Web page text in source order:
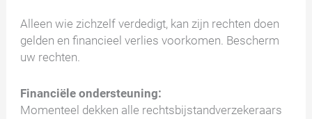
Alleen wie zichzelf verdedigt, kan zijn rechten doen
gelden en financieel verlies voorkomen. Bescherm
uw rechten.
Financiële ondersteuning:
Momenteel dekken alle rechtsbijstandverzekeraars